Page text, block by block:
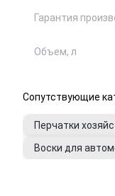
Гарантия
Объем, л
Сопутствующие
Перчатки
Воски для